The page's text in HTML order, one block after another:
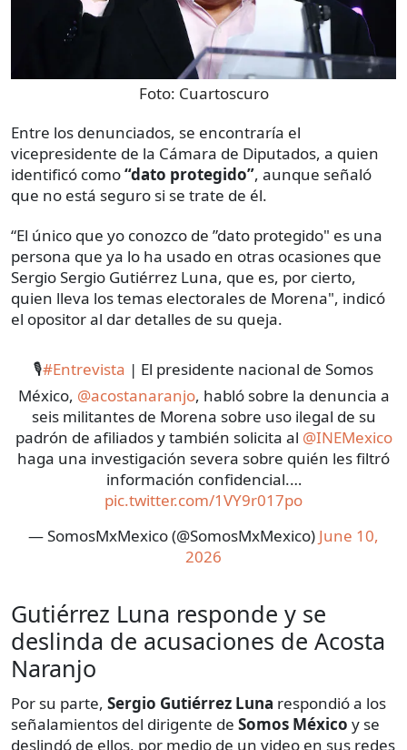
Foto: Cuartoscuro
Entre los denunciados, se encontraría el
vicepresidente de la Cámara de Diputados, a quien
identificó como“dato protegido”, aunque señaló
que no está seguro si se trate de él.
“El único que yo conozco de ”dato protegido" es una
persona que ya lo ha usado en otras ocasiones que
Sergio Sergio Gutiérrez Luna, que es, por cierto,
quien lleva los temas electorales de Morena", indicó
el opositor al dar detalles de su queja.
🎙️#Entrevista | El presidente nacional de Somos
México, @acostanaranjo, habló sobre la denuncia a
seis militantes de Morena sobre uso ilegal de su
padrón de afiliados y también solicita al @INEMexico
haga una investigación severa sobre quién les filtró
información confidencial.…
pic.twitter.com/1VY9r017po
— SomosMxMexico (@SomosMxMexico) June 10,
2026
Gutiérrez Luna responde y se
deslinda de acusaciones de Acosta
Naranjo
Por su parte, Sergio Gutiérrez Luna respondió a los
señalamientos del dirigente de Somos México y se
deslindó de ellos, por medio de un video en sus redes